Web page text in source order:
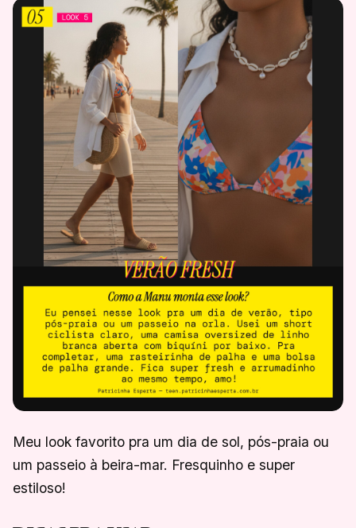
Meu look favorito pra um dia de sol, pós-praia ou
um passeio à beira-mar. Fresquinho e super
estiloso!